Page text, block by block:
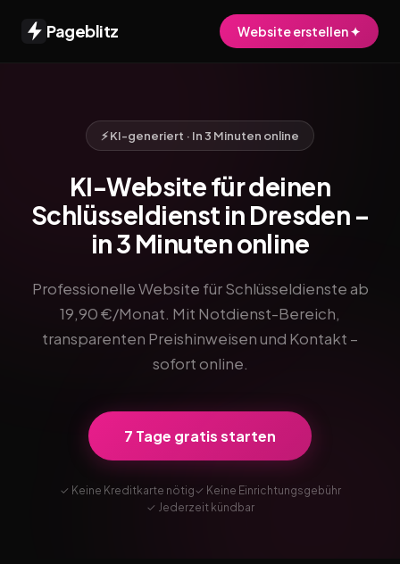
Pageblitz Website erstellen ✦
⚡ KI-generiert · In 3 Minuten online
KI-Website für deinen
Schlüsseldienst in Dresden –
in 3 Minuten online
Professionelle Website für Schlüsseldienste ab
19,90 €/Monat. Mit Notdienst-Bereich,
transparenten Preishinweisen und Kontakt –
sofort online.
7 Tage gratis starten
✓ Keine Kreditkarte nötig✓ Keine Einrichtungsgebühr
✓ Jederzeit kündbar